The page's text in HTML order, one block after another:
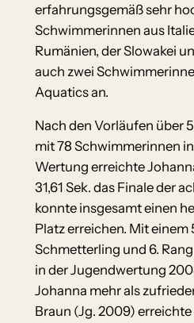
erfahrungsgemäß sehr
Schwimmerinnen aus
Rumänien, der Slowakei
auch zwei
Aquatics an.
Nach den Vorläufen über
mit 78 Schwimmerinnen
Wertung erreichte
31,61 Sek. das Finale der
konnte insgesamt einen
Platz erreichen. Mit einem
Schmetterling und 6.
in der Jugendwertung
Johanna mehr als
Braun (Jg. 2009)